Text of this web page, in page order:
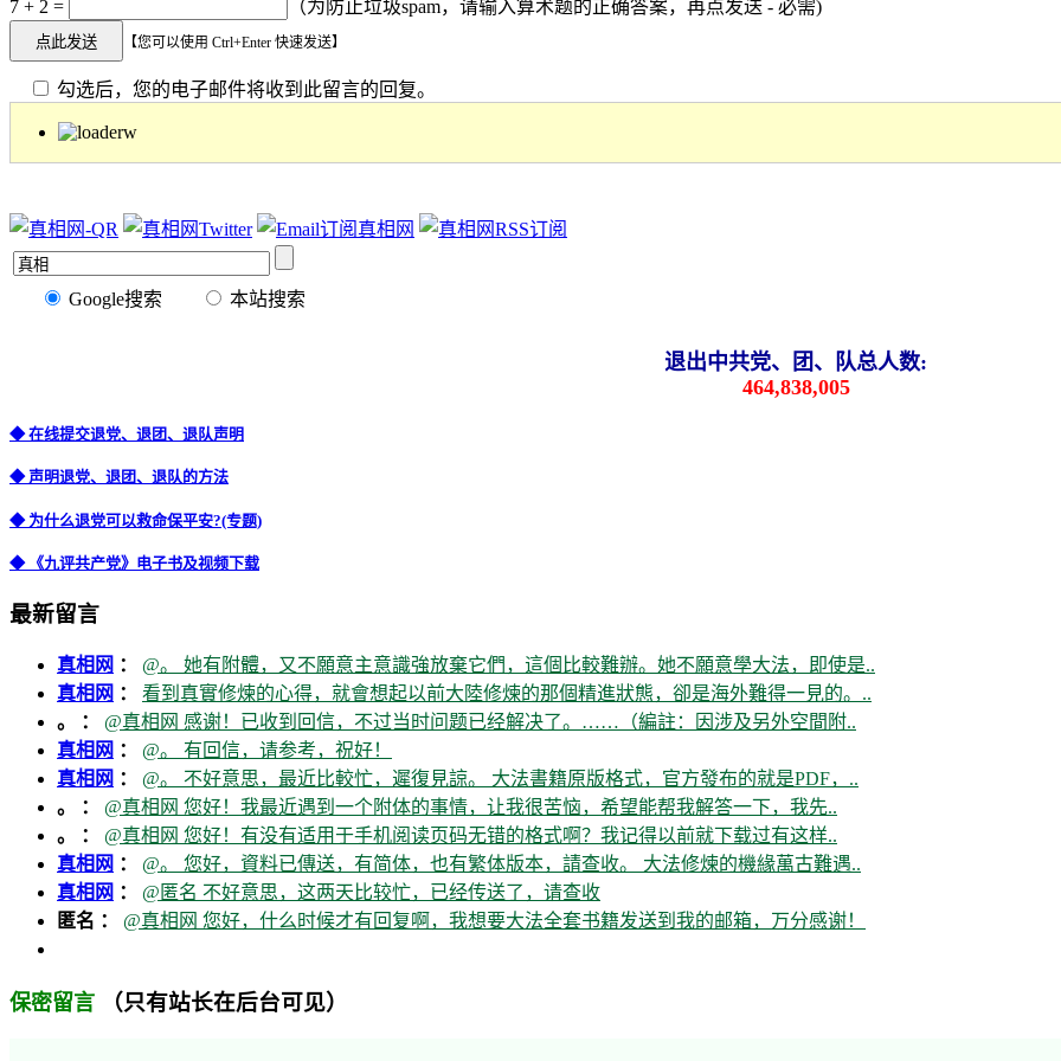
7 + 2 = （为防止垃圾spam，请输入算术题的正确答案，再点发送 - 必需)
【您可以使用 Ctrl+Enter 快速发送】
勾选后，您的电子邮件将收到此留言的回复。
Google搜索 本站搜索
退出中共党、团、队总人数:
464,838,005
◆ 在线提交退党、退团、退队声明
◆ 声明退党、退团、退队的方法
◆ 为什么退党可以救命保平安?(专题)
◆ 《九评共产党》电子书及视频下载
最新留言
真相网 ： @。 她有附體，又不願意主意識強放棄它們，這個比較難辦。她不願意學大法，即使是..
真相网 ： 看到真實修煉的心得，就會想起以前大陸修煉的那個精進狀態，卻是海外難得一見的。..
。 ： @真相网 感谢！已收到回信，不过当时问题已经解决了。……（編註：因涉及另外空間附..
真相网 ： @。 有回信，请参考，祝好！
真相网 ： @。 不好意思，最近比較忙，遲復見諒。 大法書籍原版格式，官方發布的就是PDF，..
。 ： @真相网 您好！我最近遇到一个附体的事情，让我很苦恼，希望能帮我解答一下，我先..
。 ： @真相网 您好！有没有适用于手机阅读页码无错的格式啊？我记得以前就下载过有这样..
真相网 ： @。 您好，資料已傳送，有简体，也有繁体版本，請查收。 大法修煉的機緣萬古難遇..
真相网 ： @匿名 不好意思，这两天比较忙，已经传送了，请查收
匿名 ： @真相网 您好，什么时候才有回复啊，我想要大法全套书籍发送到我的邮箱，万分感谢！
保密留言 （只有站长在后台可见）